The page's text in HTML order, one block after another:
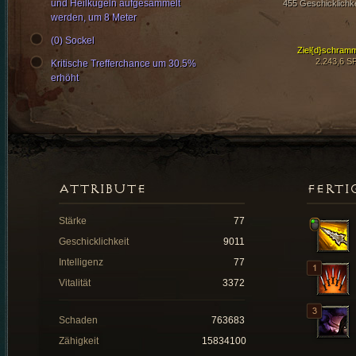
455
2.243,6
und Heilkugeln aufgesammelt
werden, um 8 Meter
(0) Sockel
Kritische Trefferchance um 30.5%
erhöht
ATTRIBUTE
Stärke
77
Geschicklichkeit
9011
Intelligenz
77
Vitalität
3372
Schaden
763683
Zähigkeit
15834100